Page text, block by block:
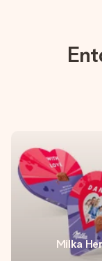
Milka